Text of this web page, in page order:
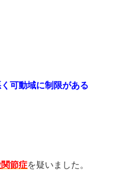
可動域に制限がある
節症を疑いました。